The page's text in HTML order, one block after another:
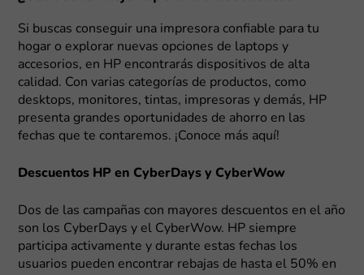
Si buscas conseguir una impresora confiable para tu
hogar o explorar nuevas opciones de laptops y
accesorios, en HP encontrarás dispositivos de alta
calidad. Con varias categorías de productos, como
desktops, monitores, tintas, impresoras y demás, HP
presenta grandes oportunidades de ahorro en las
fechas que te contaremos. ¡Conoce más aquí!
Descuentos HP en CyberDays y CyberWow
Dos de las campañas con mayores descuentos en el año
son los CyberDays y el CyberWow. HP siempre
participa activamente y durante estas fechas los
usuarios pueden encontrar rebajas de hasta el 50% en